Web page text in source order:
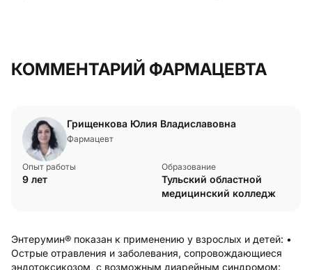
КОММЕНТАРИЙ ФАРМАЦЕВТА
Грищенкова Юлия Владиславовна
Фармацевт
Опыт работы
9 лет
Образование
Тульский областной
медицинский колледж
Энтерумин® показан к применению у взрослых и детей: •
Острые отравления и заболевания, сопровождающиеся
эндотоксикозом, с возможным диарейным синдромом: